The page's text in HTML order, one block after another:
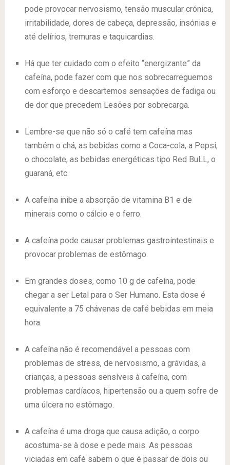
pode provocar nervosismo, tensão muscular crónica,
irritabilidade, dores de cabeça, depressão, insónias e
até delírios, tremuras e taquicardias.
Há que ter cuidado com o efeito “energizante” da
cafeína, pode fazer com que nos sobrecarreguemos
com esforço e descartemos sensações de fadiga ou
de dor que precedem Lesões por sobrecarga.
Lembre-se que não só o café tem cafeína mas
também o chá, as bebidas como a Coca-cola, a Pepsi,
o chocolate, as bebidas energéticas tipo Red BuLL, o
guaraná, etc.
A cafeína inibe a absorção de vitamina B1 e de
minerais como o cálcio e o ferro.
A cafeína pode causar problemas gastrointestinais e
provocar problemas de estômago.
Em grandes doses, como 10 g de cafeína, pode
chegar a ser Letal para o Ser Humano. Esta dose é
equivalente a 75 chávenas de café bebidas em meia
hora.
A cafeína não é recomendável a pessoas com
problemas de stress, de nervosismo, a grávidas, a
crianças, a pessoas sensíveis à cafeína, com
problemas cardíacos, hipertensão ou a quem sofre de
uma úlcera no estômago.
A cafeína é uma droga que causa adição, o corpo
acostuma-se à dose e pede mais. As pessoas
viciadas em café sabem o que é passar de dois ou